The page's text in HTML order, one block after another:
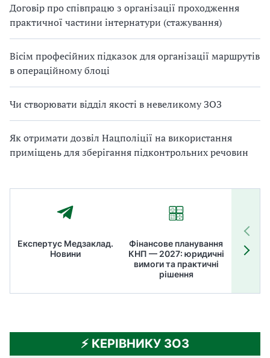
Договір про співпрацю з організації проходження
практичної частини інтернатури (стажування)
Вісім професійних підказок для організації маршрутів
в операційному блоці
Чи створювати відділ якості в невеликому ЗОЗ
Як отримати дозвіл Нацполіції на використання
приміщень для зберігання підконтрольних речовин
Експертус Медзаклад.
Новини
Фінансове планування
КНП — 2027: юридичні
вимоги та практичні
рішення
⚡️ КЕРІВНИКУ ЗОЗ